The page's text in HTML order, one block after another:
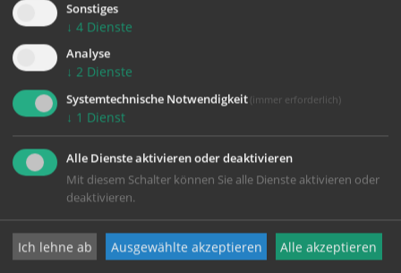
Sonstiges
↓ 4 Dienste
Analyse
↓ 2 Dienste
Systemtechnische Notwendigkeit (immer erforderlich)
↓ 1 Dienst
Alle Dienste aktivieren oder deaktivieren
Mit diesem Schalter können Sie alle Dienste aktivieren oder
deaktivieren.
Ich lehne ab Ausgewählte akzeptieren Alle akzeptieren